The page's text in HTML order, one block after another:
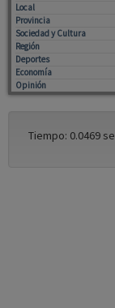
Local
Provincia
Sociedad y Cultura
Región
Deportes
Economía
Opinión
Tiempo: 0.0469